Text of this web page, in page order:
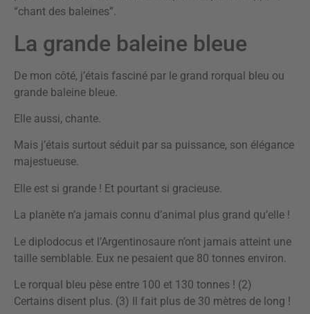
“chant des baleines”.
La grande baleine bleue
De mon côté, j’étais fasciné par le grand rorqual bleu ou
grande baleine bleue.
Elle aussi, chante.
Mais j’étais surtout séduit par sa puissance, son élégance
majestueuse.
Elle est si grande ! Et pourtant si gracieuse.
La planète n’a jamais connu d’animal plus grand qu’elle !
Le diplodocus et l’Argentinosaure n’ont jamais atteint une
taille semblable. Eux ne pesaient que 80 tonnes environ.
Le rorqual bleu pèse entre 100 et 130 tonnes ! (2)
Certains disent plus. (3) Il fait plus de 30 mètres de long !